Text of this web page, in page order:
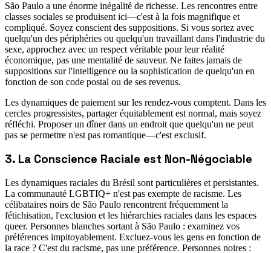
São Paulo a une énorme inégalité de richesse. Les rencontres entre
classes sociales se produisent ici—c'est à la fois magnifique et
compliqué. Soyez conscient des suppositions. Si vous sortez avec
quelqu'un des périphéries ou quelqu'un travaillant dans l'industrie du
sexe, approchez avec un respect véritable pour leur réalité
économique, pas une mentalité de sauveur. Ne faites jamais de
suppositions sur l'intelligence ou la sophistication de quelqu'un en
fonction de son code postal ou de ses revenus.
Les dynamiques de paiement sur les rendez-vous comptent. Dans les
cercles progressistes, partager équitablement est normal, mais soyez
réfléchi. Proposer un dîner dans un endroit que quelqu'un ne peut
pas se permettre n'est pas romantique—c'est exclusif.
3. La Conscience Raciale est Non-Négociable
Les dynamiques raciales du Brésil sont particulières et persistantes.
La communauté LGBTIQ+ n'est pas exempte de racisme. Les
célibataires noirs de São Paulo rencontrent fréquemment la
fétichisation, l'exclusion et les hiérarchies raciales dans les espaces
queer. Personnes blanches sortant à São Paulo : examinez vos
préférences impitoyablement. Excluez-vous les gens en fonction de
la race ? C'est du racisme, pas une préférence. Personnes noires :